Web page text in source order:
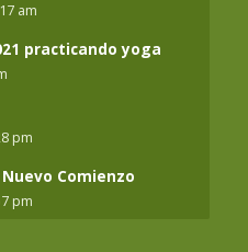
am
practicando yoga
pm
Comienzo
pm